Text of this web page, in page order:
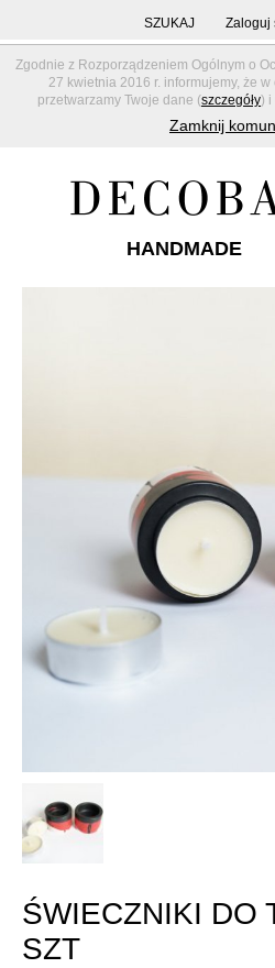
Zgodnie z Rozporządzeniem Ogólnym o
27 kwietnia 2016 r. informujemy, że
przetwarzamy Twoje dane (szczegóły) i
Zamknij
SZUKAJ Zaloguj
HANDMADE
ŚWIECZNIKI DO
SZT